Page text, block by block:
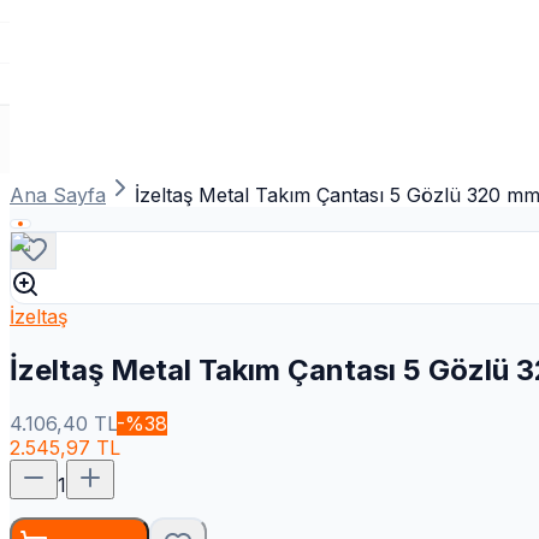
Ana Sayfa İzeltaş Metal Takım Çantası 5 Gözlü 320 mm
İzeltaş
İzeltaş Metal Takım Çantası 5 Gözlü
4.106,40 TL-%38
2.545,97 TL
1